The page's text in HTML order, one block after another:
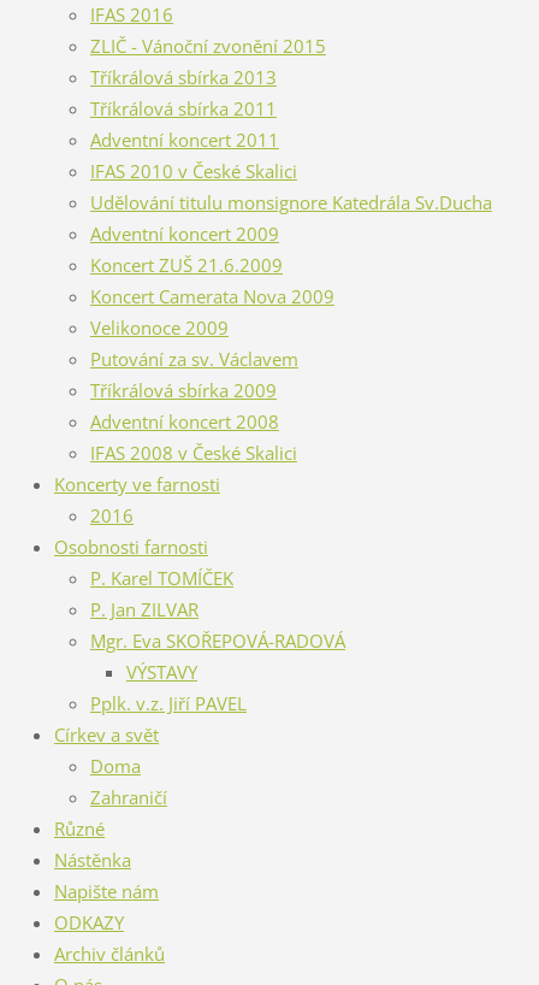
IFAS 2016
ZLIČ - Vánoční zvonění 2015
Tříkrálová sbírka 2013
Tříkrálová sbírka 2011
Adventní koncert 2011
IFAS 2010 v České Skalici
Udělování titulu monsignore Katedrála Sv.Ducha
Adventní koncert 2009
Koncert ZUŠ 21.6.2009
Koncert Camerata Nova 2009
Velikonoce 2009
Putování za sv. Václavem
Tříkrálová sbírka 2009
Adventní koncert 2008
IFAS 2008 v České Skalici
Koncerty ve farnosti
2016
Osobnosti farnosti
P. Karel TOMÍČEK
P. Jan ZILVAR
Mgr. Eva SKOŘEPOVÁ-RADOVÁ
VÝSTAVY
Pplk. v.z. Jiří PAVEL
Církev a svět
Doma
Zahraničí
Různé
Nástěnka
Napište nám
ODKAZY
Archiv článků